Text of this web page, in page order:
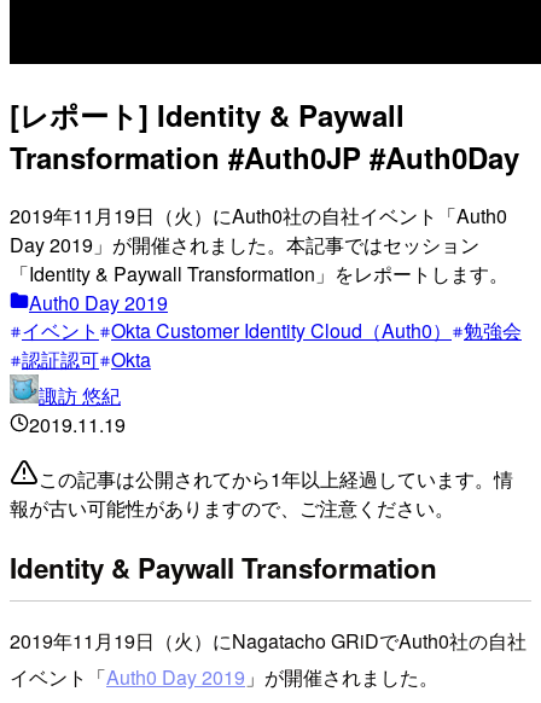
[レポート] Identity & Paywall
Transformation #Auth0JP #Auth0Day
2019年11月19日（火）にAuth0社の自社イベント「Auth0
Day 2019」が開催されました。本記事ではセッション
「Identity & Paywall Transformation」をレポートします。
Auth0 Day 2019
イベント
Okta Customer Identity Cloud（Auth0）
勉強会
認証認可 Okta
諏訪 悠紀
2019.11.19
この記事は公開されてから1年以上経過しています。情
報が古い可能性がありますので、ご注意ください。
Identity & Paywall Transformation
2019年11月19日（火）にNagatacho GRiDでAuth0社の自社
イベント「Auth0 Day 2019 」が開催されました。